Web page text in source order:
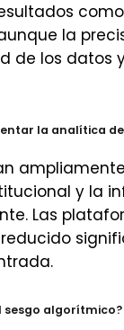
la
de los datos
la analítica
y la
Las
sesgo algorítmico?